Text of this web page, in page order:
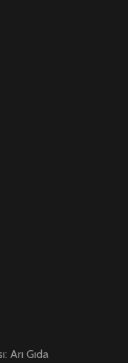
Arı Gıda